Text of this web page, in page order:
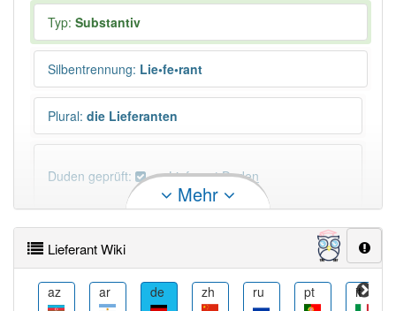
Typ: Substantiv
Silbentrennung: Lie•fe•rant
Plural: die Lieferanten
Duden geprüft: Lieferant Duden
×
Wörter, die mit "-ant" enden, haben fast immer
Artikel:der.
Mehr
Lieferant Wiki
az ar de zh ru pt it